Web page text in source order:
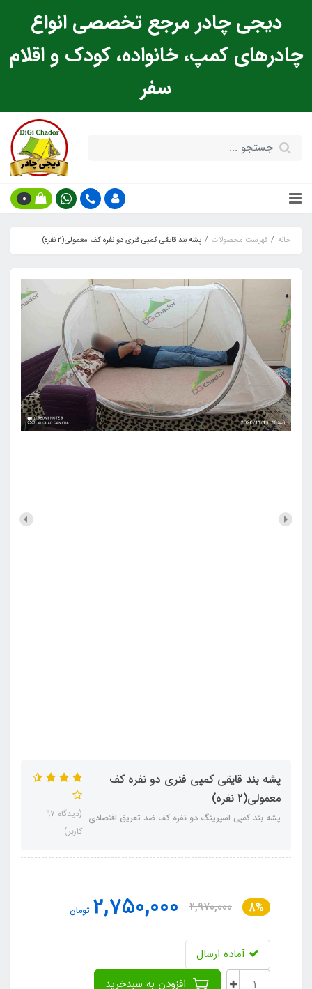
دیجی چادر مرجع تخصصی انواع
چادرهای کمپ، خانواده، کودک و اقلام
سفر
0
خانه فهرست محصولات پشه‌ بند قایقی کمپی فنری دو نفره کف معمولی(2 نفره)
پشه‌ بند قایقی کمپی فنری دو نفره کف
معمولی(2 نفره)
پشه‌ بند کمپی اسپرینگ دو نفره کف ضد تعریق اقتصادی
(دیدگاه 97
کاربر)
8%
2,970,000
2,750,000 تومان
آماده ارسال